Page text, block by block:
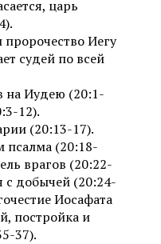
царь
Иегу
судей по всей
на Иудею (20:1-
12).
(20:13-17).
псалма (20:18-
врагов (20:22-
с добычей (20:24-
Иосафата
постройка и
37).